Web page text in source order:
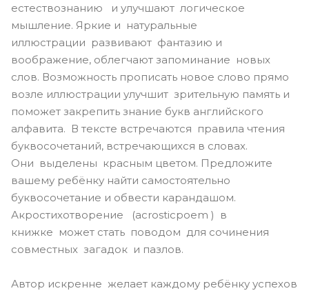
естествознанию и улучшают логическое
мышление. Яркие и натуральные
иллюстрации развивают фантазию и
воображение, облегчают запоминание новых
слов. Возможность прописать новое слово прямо
возле иллюстрации улучшит зрительную память и
поможет закрепить знание букв английского
алфавита. В тексте встречаются правила чтения
буквосочетаний, встречающихся в словах.
Они выделены красным цветом. Предложите
вашему ребёнку найти самостоятельно
буквосочетание и обвести карандашом.
Акростихотворение (acrosticpoem ) в
книжке может стать поводом для сочинения
совместных загадок и пазлов.
Автор искренне желает каждому ребёнку успехов